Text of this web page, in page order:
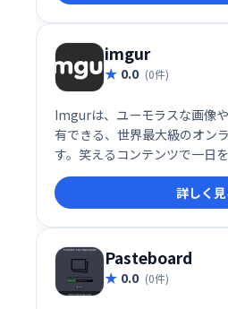
imgur
0.0 (0件)
Imgurは、ユーモラスな画像
有できる、世界最大級のオン
す。笑えるコンテンツで一日
最新のトレンドをチェックし
気軽に画像をアップロード・
ーと繋がりましょう！
詳しく
Pasteboard
0.0 (0件)